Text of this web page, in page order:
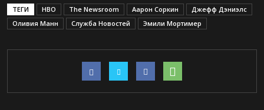
ТЕГИ HBO The Newsroom Аарон Соркин
Джефф Дэниэлс
Оливия Манн
Служба Новостей Эмили Мортимер